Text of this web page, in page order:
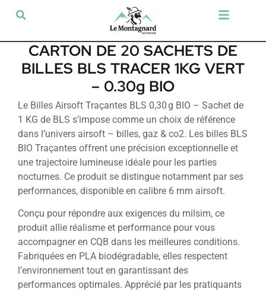
CARTON DE 20 SACHETS DE
BILLES BLS TRACER 1KG VERT
– 0.30g BIO
Le Billes Airsoft Traçantes BLS 0,30 g BIO – Sachet de
1 KG de BLS s’impose comme un choix de référence
dans l’univers airsoft – billes, gaz & co2. Les billes BLS
BIO Traçantes offrent une précision exceptionnelle et
une trajectoire lumineuse idéale pour les parties
nocturnes. Ce produit se distingue notamment par ses
performances, disponible en calibre 6 mm airsoft.
Conçu pour répondre aux exigences du milsim, ce
produit allie réalisme et performance pour vous
accompagner en CQB dans les meilleures conditions.
Fabriquées en PLA biodégradable, elles respectent
l’environnement tout en garantissant des
performances optimales. Apprécié par les pratiquants